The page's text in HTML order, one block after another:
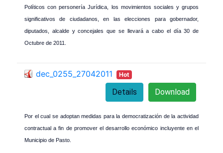
Políticos con personería Jurídica, los movimientos sociales y grupos
significativos de ciudadanos, en las elecciones para gobernador,
diputados, alcalde y concejales que se llevará a cabo el día 30 de
Octubre de 2011.
dec_0255_27042011 Hot
Download
Details
Por el cual se adoptan medidas para la democratización de la actividad
contractual a fin de promover el desarrollo económico incluyente en el
Municipio de Pasto.